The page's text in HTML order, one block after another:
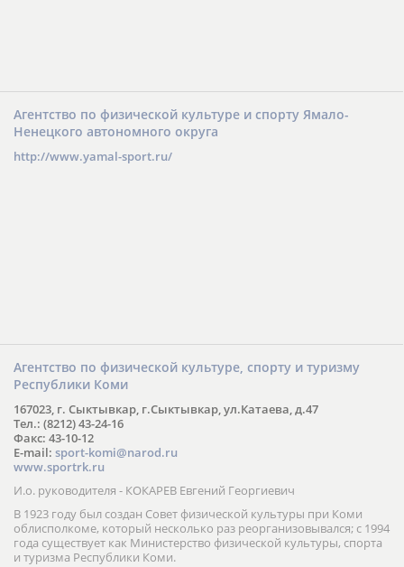
Агентство по физической культуре и спорту Ямало-
Ненецкого автономного округа
http://www.yamal-sport.ru/
Агентство по физической культуре, спорту и туризму
Республики Коми
167023, г. Сыктывкар, г.Сыктывкар, ул.Катаева, д.47
Тел.: (8212) 43-24-16
Факс: 43-10-12
E-mail: sport-komi@narod.ru
www.sportrk.ru
И.о. руководителя - КОКАРЕВ Евгений Георгиевич
В 1923 году был создан Совет физической культуры при Коми
облисполкоме, который несколько раз реорганизовывался; с 1994
года существует как Министерство физической культуры, спорта
и туризма Республики Коми.